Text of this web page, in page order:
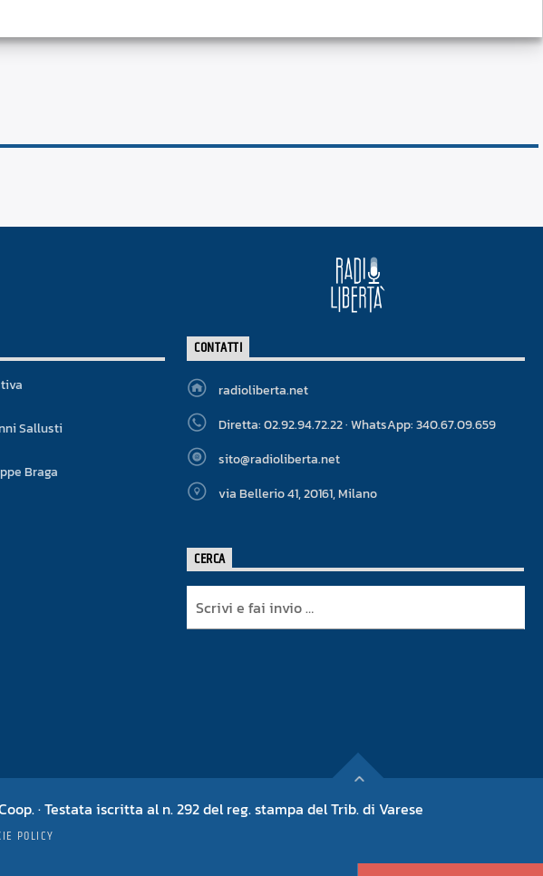
Sallusti
Braga
CONTATTI
radioliberta.net
Diretta: 02.92.94.72.22 · WhatsApp: 340.67.09.659
sito@radioliberta.net
via Bellerio 41, 20161, Milano
CERCA
· Testata iscritta al n. 292 del reg. stampa del Trib. di Varese
POLICY